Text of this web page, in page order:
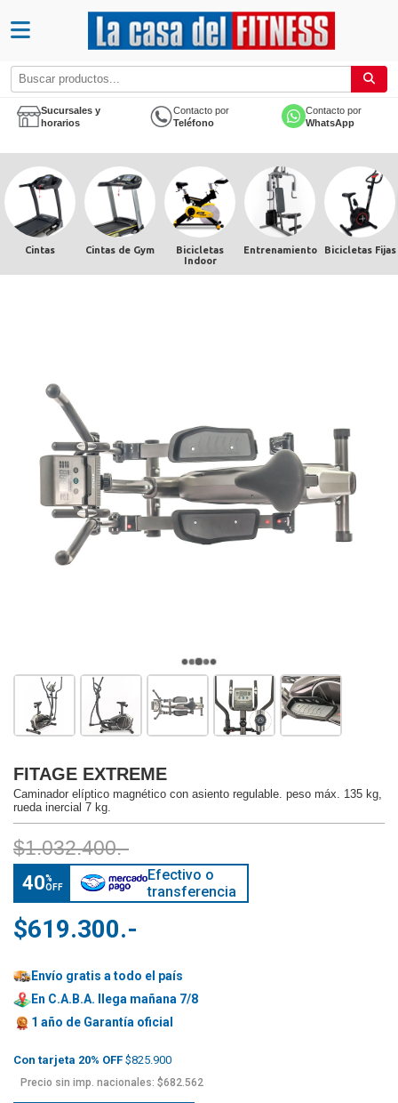
Sucursales y
horarios
Contacto por
Teléfono
Contacto por
WhatsApp
Cintas Cintas de Gym
Bicicletas
Indoor
Entrenamiento Bicicletas Fijas
FITAGE EXTREME
Caminador elíptico magnético con asiento regulable. peso máx. 135 kg,
rueda inercial 7 kg.
$1.032.400.-
40%
OFF
Efectivo o
transferencia
$619.300.-
Envío gratis a todo el país
En C.A.B.A. llega mañana 7/8
1 año de Garantía oficial
Con tarjeta 20% OFF $825.900
Precio sin imp. nacionales: $682.562